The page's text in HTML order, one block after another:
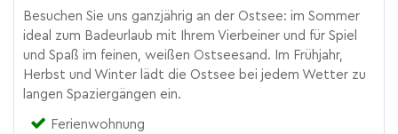
Besuchen Sie uns ganzjährig an der Ostsee: im Sommer
ideal zum Badeurlaub mit Ihrem Vierbeiner und für Spiel
und Spaß im feinen, weißen Ostseesand. Im Frühjahr,
Herbst und Winter lädt die Ostsee bei jedem Wetter zu
langen Spaziergängen ein.
Ferienwohnung